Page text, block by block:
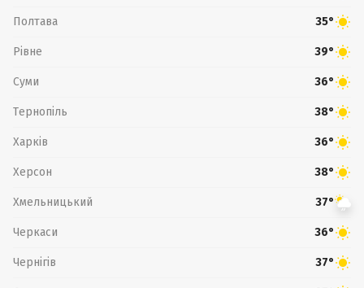
Полтава 35°
Рівне 39°
Суми 36°
Тернопіль 38°
Харків 36°
Херсон 38°
Хмельницький 37°
Черкаси 36°
Чернігів 37°